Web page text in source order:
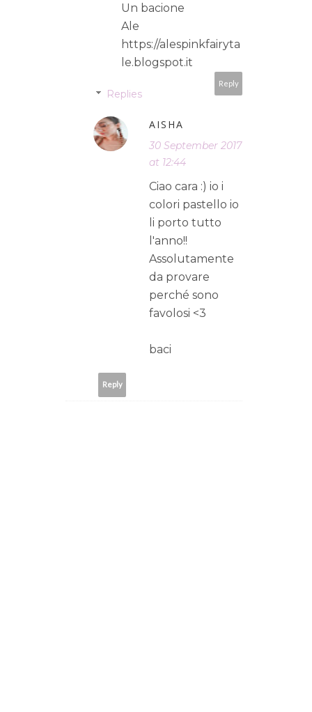
Un bacione
Ale
https://alespinkfairyta
le.blogspot.it
Reply
Replies
AISHA
30 September 2017
at 12:44
Ciao cara :) io i
colori pastello io
li porto tutto
l'anno!!
Assolutamente
da provare
perché sono
favolosi <3
baci
Reply